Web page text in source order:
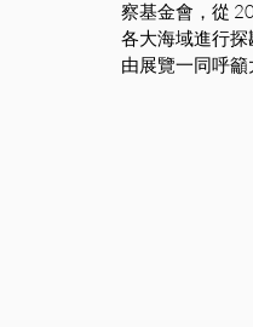
察基金會，從
各大海域進行
由展覽一同呼籲